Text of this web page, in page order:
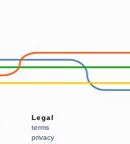
Legal
terms
privacy